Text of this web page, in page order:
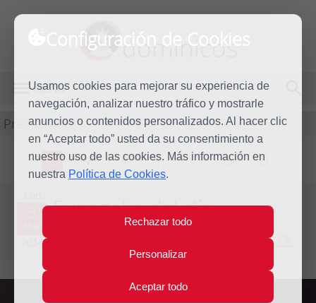
Configuración de Cookies
Usamos cookies para mejorar su experiencia de
navegación, analizar nuestro tráfico y mostrarle
anuncios o contenidos personalizados. Al hacer clic
en “Aceptar todo” usted da su consentimiento a
nuestro uso de las cookies. Más información en
nuestra Política de Cookies.
Rechazar todo
Personalizar
Aceptar todo
dominicos
MENÚ
Predicación
L M X J V S D
2014
Evangelio del día
Octava semana T.O. - Inicio de la Cuaresma - Año Par